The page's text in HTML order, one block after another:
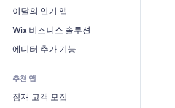
식품 및 음료
파일 공유
소식
버튼 & 메뉴
배너 및 배지
계산기
검색
일기예보
차트 및 표
메모
전화번호
커뮤니티
평가와 후기
CRM
이달의 인기 앱
Wix 비즈니스 솔루션
에디터 추가 기능
추천 앱
잠재 고객 모집